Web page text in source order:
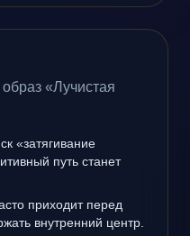
«Лучистая
«затягивание
путь станет
приходит перед
внутренний центр.